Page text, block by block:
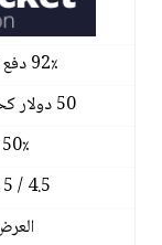
92٪ دفع تعويضات
50 دولار كحد أدنى إيداع
50٪ منحة
4.5 / 5 التصنيف